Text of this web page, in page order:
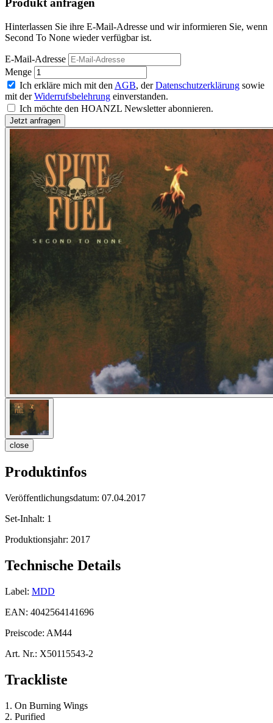
Produkt anfragen
Hinterlassen Sie ihre E-Mail-Adresse und wir informieren Sie, wenn
Second To None wieder verfügbar ist.
E-Mail-Adresse
Menge
Ich erkläre mich mit den AGB, derDatenschutzerklärung sowie
mit derWiderrufsbelehrung einverstanden.
Ich möchte den HOANZL Newsletter abonnieren.
close
Produktinfos
Veröffentlichungsdatum: 07.04.2017
Set-Inhalt: 1
Produktionsjahr: 2017
Technische Details
Label: MDD
EAN: 4042564141696
Preiscode: AM44
Art. Nr.: X50115543-2
Trackliste
1. On Burning Wings
2. Purified